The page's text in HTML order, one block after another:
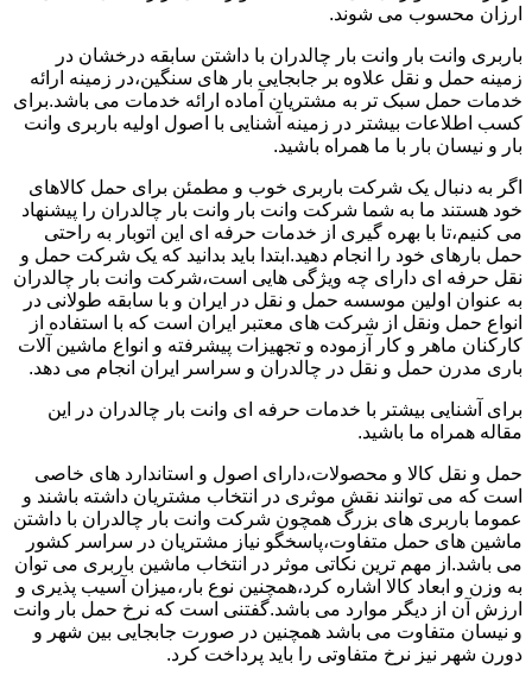
ارزان محسوب می شوند.
باربری وانت بار وانت بار چالدران با داشتن سابقه درخشان در
زمینه حمل و نقل علاوه بر جابجایی بار های سنگین،در زمینه ارائه
خدمات حمل سبک تر به مشتریان آماده ارائه خدمات می باشد.برای
کسب اطلاعات بیشتر در زمینه آشنایی با اصول اولیه باربری وانت
بار و نیسان بار با ما همراه باشید.
اگر به دنبال یک شرکت باربری خوب و مطمئن برای حمل کالاهای
خود هستند ما به شما شرکت وانت بار وانت بار چالدران را پیشنهاد
می کنیم،تا با بهره گیری از خدمات حرفه ای این اتوبار به راحتی
حمل بارهای خود را انجام دهید.ابتدا باید بدانید که یک شرکت حمل و
نقل حرفه ای دارای چه ویژگی هایی است،شرکت وانت بار چالدران
به عنوان اولین موسسه حمل و نقل در ایران و با سابقه طولانی در
انواع حمل ونقل از شرکت های معتبر ایران است که با استفاده از
کارکنان ماهر و کار آزموده و تجهیزات پیشرفته و انواع ماشین آلات
باری مدرن حمل و نقل در چالدران و سراسر ایران انجام می دهد.
برای آشنایی بیشتر با خدمات حرفه ای وانت بار چالدران در این
مقاله همراه ما باشید.
حمل و نقل کالا و محصولات،دارای اصول و استاندارد های خاصی
است که می توانند نقش موثری در انتخاب مشتریان داشته باشند و
عموما باربری های بزرگ همچون شرکت وانت بار چالدران با داشتن
ماشین های حمل متفاوت،پاسخگو نیاز مشتریان در سراسر کشور
می باشد.از مهم ترین نکاتی موثر در انتخاب ماشین باربری می توان
به وزن و ابعاد کالا اشاره کرد،همچنین نوع بار،میزان آسیب پذیری و
ارزش آن از دیگر موارد می باشد.گفتنی است که نرخ حمل بار وانت
و نیسان متفاوت می باشد همچنین در صورت جابجایی بین شهر و
دورن شهر نیز نرخ متفاوتی را باید پرداخت کرد.